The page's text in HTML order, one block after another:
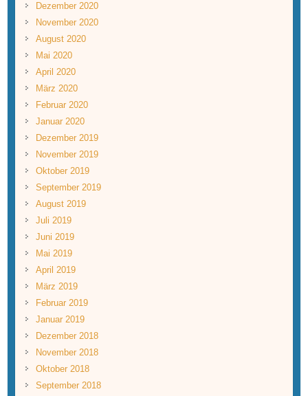
Dezember 2020
November 2020
August 2020
Mai 2020
April 2020
März 2020
Februar 2020
Januar 2020
Dezember 2019
November 2019
Oktober 2019
September 2019
August 2019
Juli 2019
Juni 2019
Mai 2019
April 2019
März 2019
Februar 2019
Januar 2019
Dezember 2018
November 2018
Oktober 2018
September 2018